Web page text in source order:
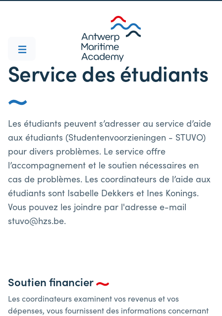
Service des étudiants
Les étudiants peuvent s’adresser au service d’aide
aux étudiants (Studentenvoorzieningen - STUVO)
pour divers problèmes. Le service offre
l’accompagnement et le soutien nécessaires en
cas de problèmes. Les coordinateurs de l’aide aux
étudiants sont Isabelle Dekkers et Ines Konings.
Vous pouvez les joindre par l'adresse e-mail
stuvo@hzs.be.
Soutien financier
Les coordinateurs examinent vos revenus et vos
dépenses, vous fournissent des informations concernant